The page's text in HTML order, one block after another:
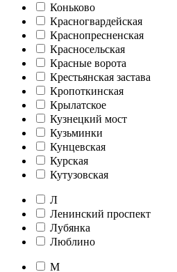
Коньково
Красногвардейская
Краснопресненская
Красносельская
Красные ворота
Крестьянская застава
Кропоткинская
Крылатское
Кузнецкий мост
Кузьминки
Кунцевская
Курская
Кутузовская
Л
Ленинский проспект
Лубянка
Люблино
М